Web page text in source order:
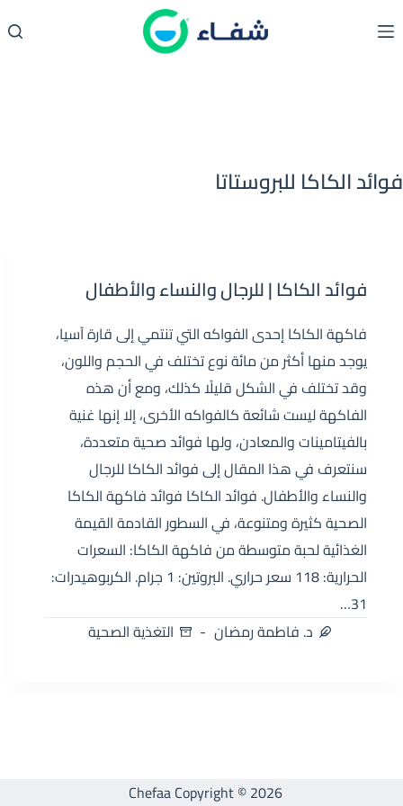
إلى
فوائد الكاكا للبروستاتا
فوائد الكاكا | للرجال والنساء والأطفال
فاكهة الكاكا إحدى الفواكه التي تنتمي إلى قارة آسيا،
يوجد منها أكثر من مائة نوع تختلف في الحجم واللون،
وقد تختلف في الشكل قليلًا كذلك، ومع أن هذه
الفاكهة ليست شائعة كالفواكه الأخرى، إلا إنها غنية
بالفيتامينات والمعادن، ولها فوائد صحية متعددة،
سنتعرف في هذا المقال إلى فوائد الكاكا للرجال
والنساء والأطفال. فوائد الكاكا فوائد فاكهة الكاكا
الصحية كثيرة ومتنوعة، في السطور القادمة القيمة
الغذائية لحبة متوسطة من فاكهة الكاكا: السعرات
الحرارية: 118 سعر حراري. البروتين: 1 جرام. الكربوهيدرات:
31…
د. فاطمة رمضان
التغذية الصحية
Chefaa Copyright © 2026